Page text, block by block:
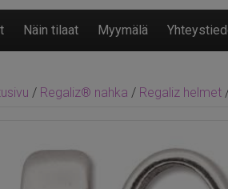
Näin tilaat Myymälä
/ Regaliz® nahka / Regaliz helmet/